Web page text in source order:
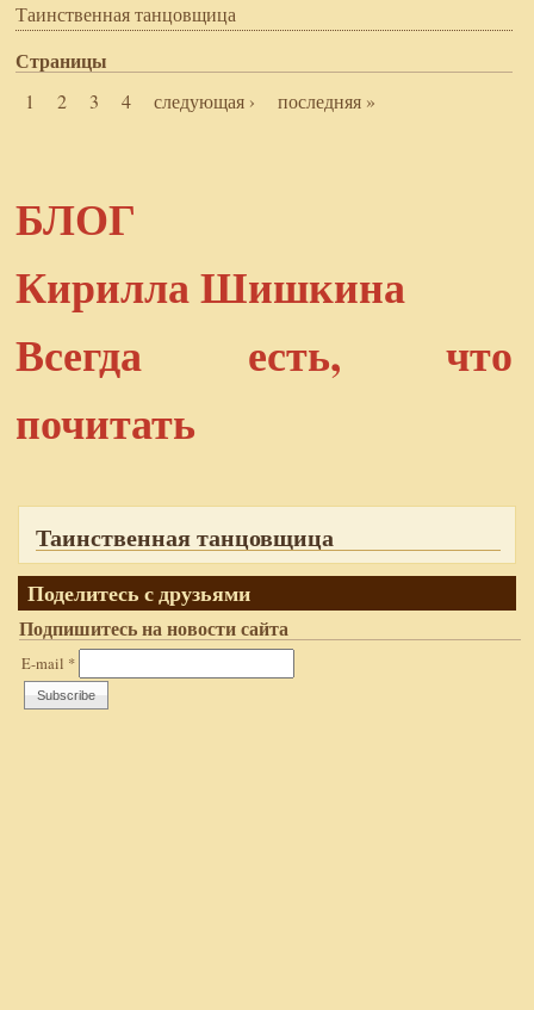
Таинственная танцовщица
Страницы
1 2 3 4 следующая › последняя »
БЛОГ
Кирилла Шишкина
Всегда есть, что
почитать
Таинственная танцовщица
Поделитесь с друзьями
Подпишитесь на новости сайта
E-mail *